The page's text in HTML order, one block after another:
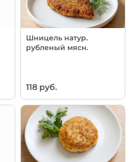
Шницель натур.
рубленый мясн.
118 руб.